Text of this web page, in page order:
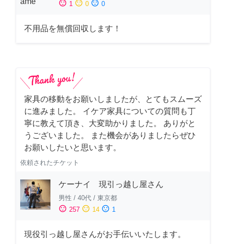
sentiment_satisfied 1 sentiment_neutral 0 sentiment_dissatisfied 0
不用品を無償回収します！
家具の移動をお願いしましたが、とてもスムーズ
に進みました。 イケア家具についての質問も丁
寧に教えて頂き、大変助かりました。 ありがと
うございました。 また機会がありましたらぜひ
お願いしたいと思います。
依頼されたチケット
ケーナイ 現引っ越し屋さん
男性 / 40代 / 東京都
sentiment_satisfied 257 sentiment_neutral 14 sentiment_dissatisfied 1
現役引っ越し屋さんがお手伝いいたします。